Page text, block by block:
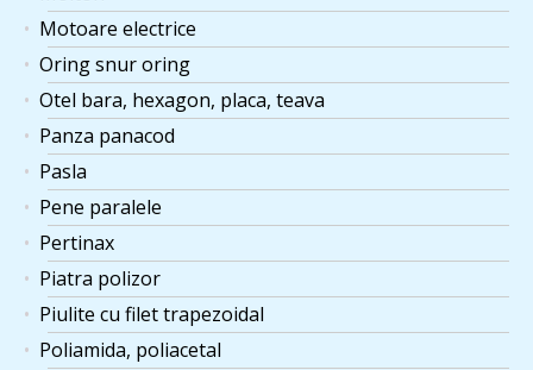
Motoare electrice
Oring snur oring
Otel bara, hexagon, placa, teava
Panza panacod
Pasla
Pene paralele
Pertinax
Piatra polizor
Piulite cu filet trapezoidal
Poliamida, poliacetal